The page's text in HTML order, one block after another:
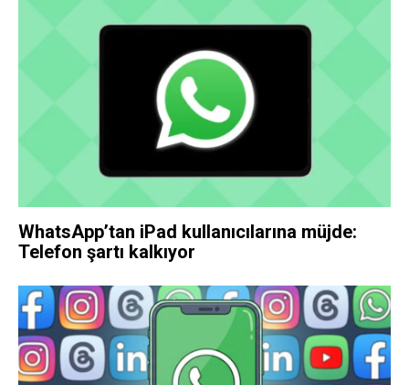
WhatsApp’tan iPad kullanıcılarına müjde:
Telefon şartı kalkıyor